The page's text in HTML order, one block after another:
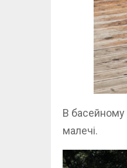
В басейному
малечі.